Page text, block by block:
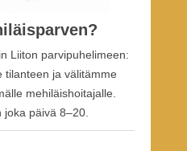
Liiton parvipuhelimeen:
tilanteen ja välitämme
mehiläishoitajalle.
päivä 8–20.